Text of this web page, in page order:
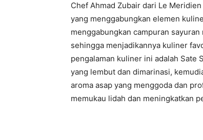
Chef Ahmad Zubair dari Le
yang menggabungkan elemen
menggabungkan campuran
sehingga menjadikannya kuliner
pengalaman kuliner ini adalah Sate
yang lembut dan dimarinasi,
aroma asap yang menggoda dan
memukau lidah dan meningkatkan